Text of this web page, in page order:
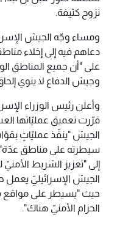
نزوح كثيفة.
ومساء وجّه الجيش
دعاهم فيه إلى إخلاء
على "أن جميع المناطق
وجيش الدفاع لا ينوي
وأعلن رئيس الوزراء
قرّرت تعميق عمليّاتها
الجيش "ينفّذ عمليّاتٍ
سيطرته على مناطق عدّة".
إلى "تعزيز الشريط الأمنيّ
الجيش الإسرائيليّ يعمل
حيث "يسيطر على مواقع
الحزام الأمنيّ هناك".